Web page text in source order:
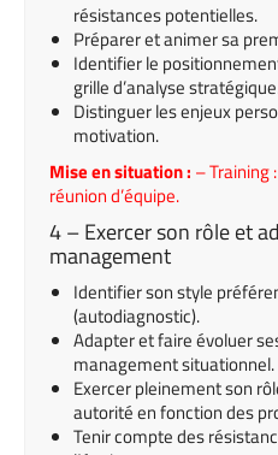
résistances potentielles.
Préparer et animer sa
Identifier le
grille d’analyse
Distinguer les enjeux
motivation.
Mise en situation : – Training
réunion d’équipe.
4 – Exercer son rôle et
management
Identifier son style
(autodiagnostic).
Adapter et faire évoluer
management situationnel.
Exercer pleinement son
autorité en fonction des
Tenir compte des